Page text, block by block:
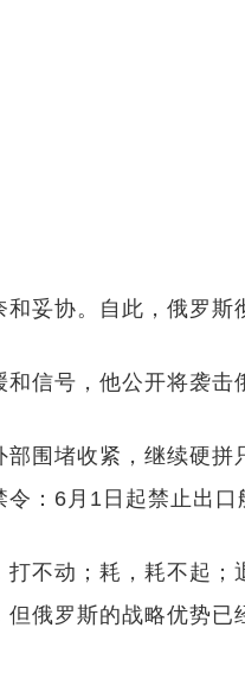
妥协。自此，俄罗斯
信号，他公开将袭击
围堵收紧，继续硬拼
：6月1日起禁止出
不动；耗，耗不起；
俄罗斯的战略优势已